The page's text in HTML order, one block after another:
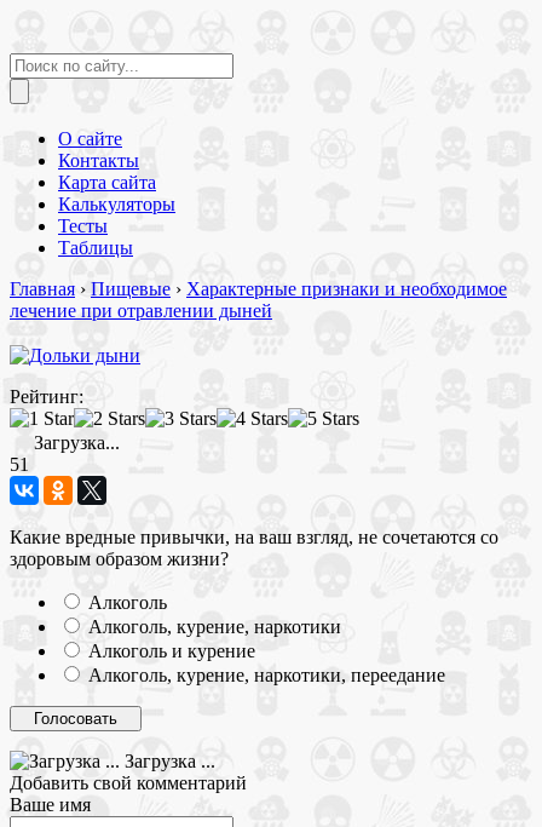
О сайте
Контакты
Карта сайта
Калькуляторы
Тесты
Таблицы
Главная › Пищевые › Характерные признаки и необходимое
лечение при отравлении дыней
Рейтинг:
Загрузка...
51
Какие вредные привычки, на ваш взгляд, не сочетаются со
здоровым образом жизни?
Алкоголь
Алкоголь, курение, наркотики
Алкоголь и курение
Алкоголь, курение, наркотики, переедание
Загрузка ...
Добавить свой комментарий
Ваше имя